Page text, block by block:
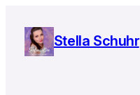
Inhalt
springen
Stella Schuhr